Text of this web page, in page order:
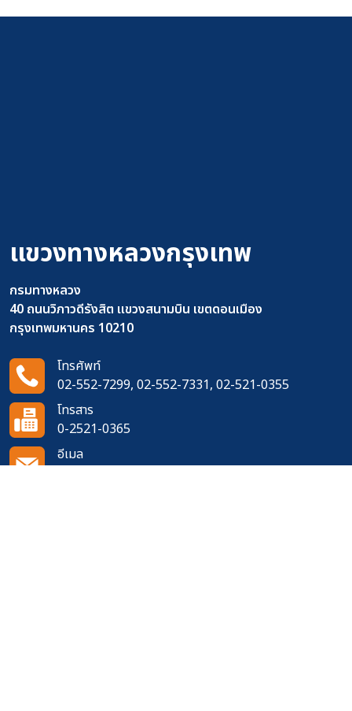
แขวงทางหลวงกรุงเทพ
กรมทางหลวง
40 ถนนวิภาวดีรังสิต แขวงสนามบิน เขตดอนเมือง
กรุงเทพมหานคร 10210
โทรศัพท์
02-552-7299, 02-552-7331, 02-521-0355
โทรสาร
0-2521-0365
อีเมล